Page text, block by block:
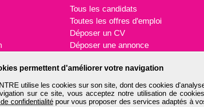
permettent d'améliorer votre navigation
utilise les cookies sur son site, dont des cookies
sur ce site, vous acceptez notre utilisation de
confidentialitépour vous proposer des services adaptés à
Tous les candidats
Toutes les offres d'emploi
Déposer un CV
Déposer une annonce